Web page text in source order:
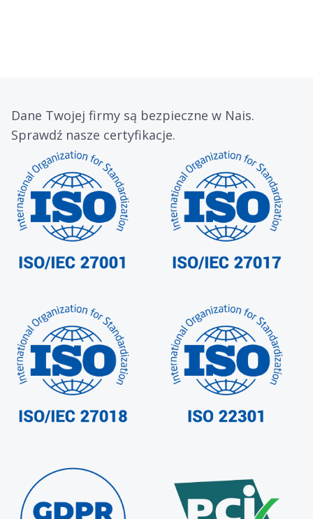
Dane Twojej firmy są bezpieczne w Nais.
Sprawdź nasze certyfikacje.